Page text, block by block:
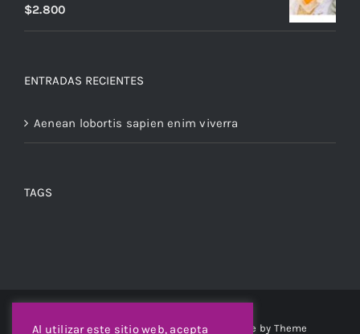
$2.800
ENTRADAS RECIENTES
Aenean lobortis sapien enim viverra
TAGS
© Copyright 2012 -2026 | Avada Theme by Theme
Al utilizar este sitio web, acepta